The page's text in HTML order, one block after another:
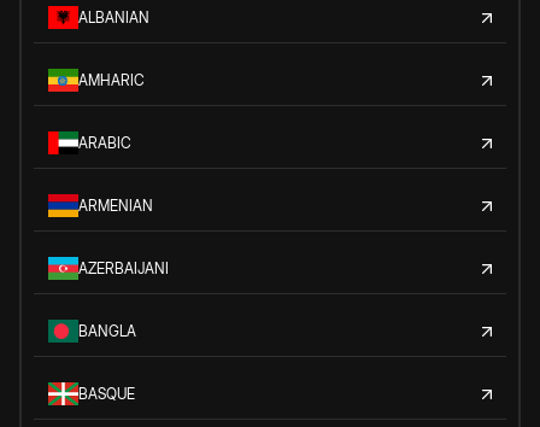
ALBANIAN
AMHARIC
ARABIC
ARMENIAN
AZERBAIJANI
BANGLA
BASQUE